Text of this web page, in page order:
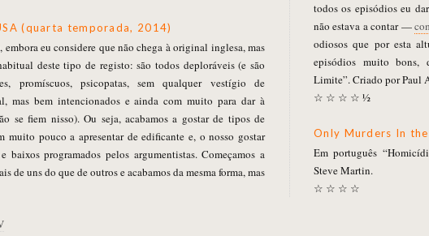
(quarta temporada, 2014)
embora eu considere que não chega à original inglesa, mas
deste tipo de registo: são todos deploráveis (e são
promíscuos, psicopatas, sem qualquer vestígio de
mas bem intencionados e ainda com muito para dar à
se fiem nisso). Ou seja, acabamos a gostar de tipos de
muito pouco a apresentar de edificante e, o nosso gostar
baixos programados pelos argumentistas. Começamos a
de uns do que de outros e acabamos da mesma forma, mas
todos os episódios eu
não estava a contar —
odiosos que por esta
episódios muito bons,
Limite”. Criado por Paul
☆ ☆ ☆ ☆ ½
Only Murders In
Em português
Steve Martin.
☆ ☆ ☆ ☆